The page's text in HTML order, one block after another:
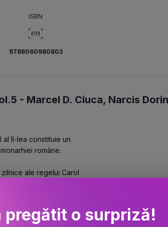
ISBN
9786060980803
- Marcel D. Ciuca, Narcis Dorin
II-lea constituie un
române.
ale regelui Carol
fostul suveran
eforturile depuse
la Rio de
comentat astfel:
pregătit o surpriză!